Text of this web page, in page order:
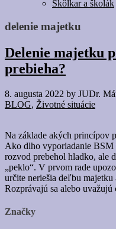
Škôlkar a školák
delenie majetku
Delenie majetku
prebieha?
8. augusta 2022 by JUDr.
BLOG, Životné situácie
Na základe akých princípov
Ako dlho vyporiadanie
rozvod prebehol hladko, ale
„peklo“. V prvom rade
určite neriešia deľbu
Rozprávajú sa alebo
Značky